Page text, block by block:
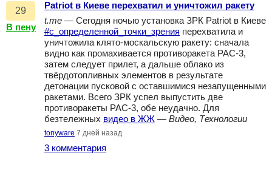
29
В пену
Patriot в Киеве перехватил и уничтожил ракету
t.me — Сегодня ночью установка ЗРК Patriot в Киеве
#с_определенной_точки_зрения перехватила и
уничтожила клято-москальскую ракету: сначала
видно как промахивается противоракета PAC-3,
затем следует прилет, а дальше облако из
твёрдотопливных элементов в результате
детонации пусковой с оставшимися незапущенными
ракетами. Всего ЗРК успел выпустить две
противоракеты PAC-3, обе неудачно. Для
безтележных видео в ЖЖ — Видео, Технологии
tonyware 7 дней назад
3 комментария